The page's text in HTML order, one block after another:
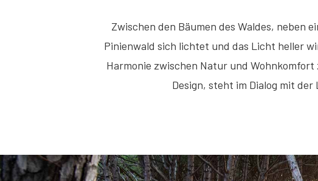
Zwischen den Bäumen des Waldes, neben
Pinienwald sich lichtet und das Licht heller
Harmonie zwischen Natur und
Design, steht im Dialog mit